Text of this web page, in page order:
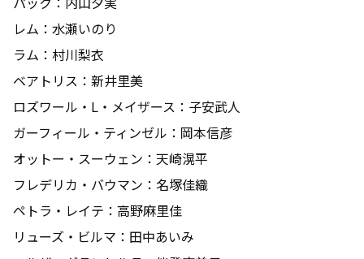
パック：内山夕実
レム：水瀬いのり
ラム：村川梨衣
ベアトリス：新井里美
ロズワール・L・メイザース：子安武人
ガーフィール・ティンゼル：岡本信彦
オットー・スーウェン：天崎滉平
フレデリカ・バウマン：名塚佳織
ペトラ・レイテ：高野麻里佳
リューズ・ビルマ：田中あいみ